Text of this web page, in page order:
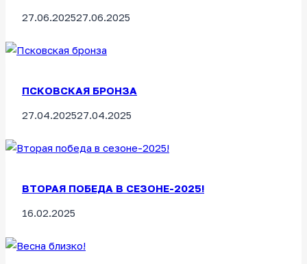
27.06.202527.06.2025
ПСКОВСКАЯ БРОНЗА
27.04.202527.04.2025
ВТОРАЯ ПОБЕДА В СЕЗОНЕ-2025!
16.02.2025